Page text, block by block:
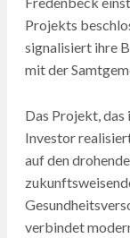
Projekts
signalisiert ihre
mit der
Das Projekt, das
Investor
auf den
verbindet